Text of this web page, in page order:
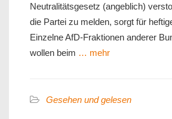
Neutralitätsgesetz (angeblich)
die Partei zu melden, sorgt für
Einzelne AfD-Fraktionen anderer
wollen beim … mehr
Gesehen und gelesen